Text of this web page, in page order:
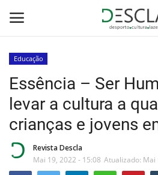
Home
...by Descla
Desporto
Educação
Essência – Ser
levar a cultura a
crianças e jovens
Revista Descla
Mai 19, 2022 - 15:08 Atualizado: Mai